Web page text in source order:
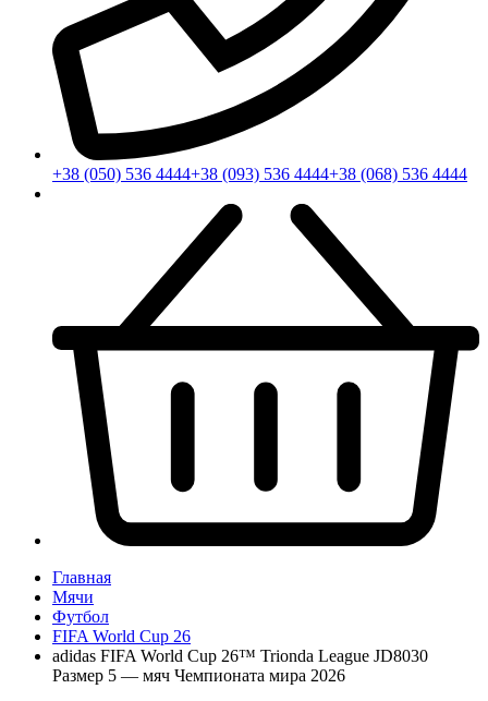
+38 (050) 536 4444+38 (093) 536 4444+38 (068) 536 4444
Главная
Мячи
Футбол
FIFA World Cup 26
adidas FIFA World Cup 26™ Trionda League JD8030
Размер 5 — мяч Чемпионата мира 2026